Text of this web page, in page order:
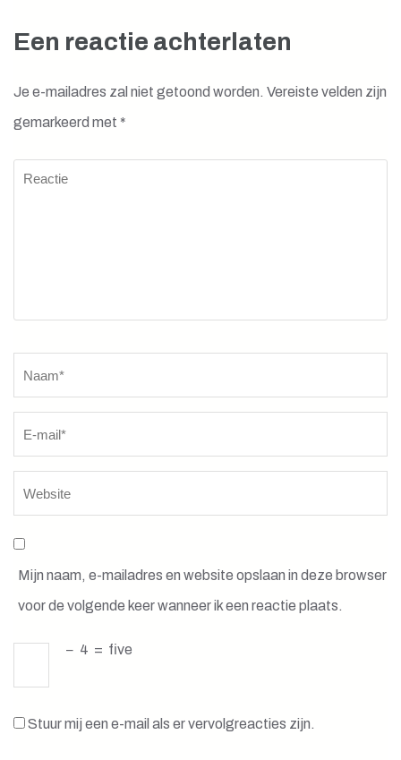
Een reactie achterlaten
Je e-mailadres zal niet getoond worden. Vereiste velden zijn
gemarkeerd met *
Reactie
Mijn naam, e-mailadres en website opslaan in deze browser
voor de volgende keer wanneer ik een reactie plaats.
− 4 = five
Stuur mij een e-mail als er vervolgreacties zijn.